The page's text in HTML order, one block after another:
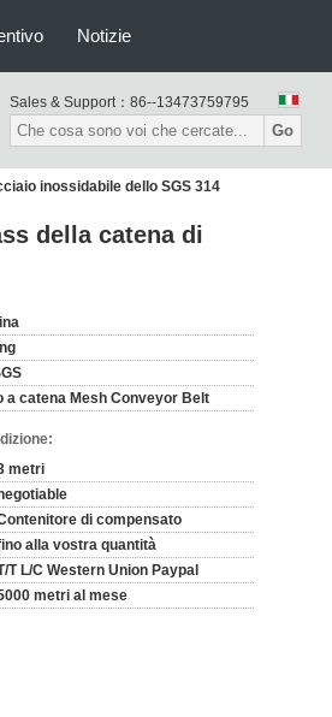
Notizie
Sales & Support： 86--13473759795
Go
inossidabile dello SGS 314
della catena di
a catena Mesh Conveyor Belt
metri
di compensato
alla vostra quantità
T L/C Western Union Paypal
metri al mese